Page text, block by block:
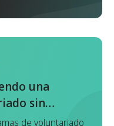
una
sin
x Goodera
de voluntariado